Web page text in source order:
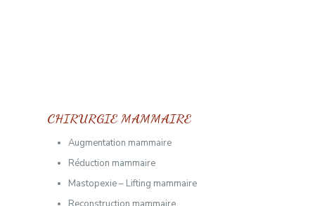
CHIRURGIE MAMMAIRE
Augmentation mammaire
Réduction mammaire
Mastopexie – Lifting mammaire